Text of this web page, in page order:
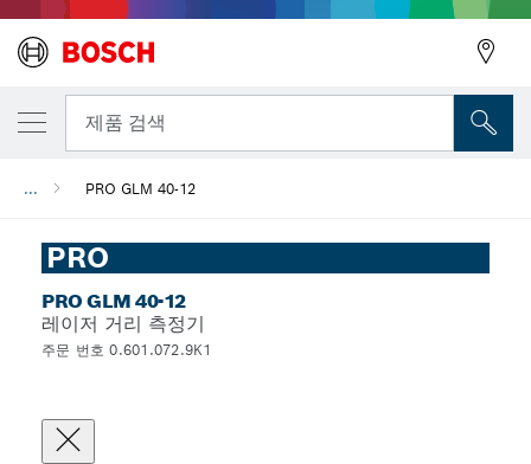
제품 검색
... PRO GLM 40-12
PRO
PRO GLM 40-12
레이저 거리 측정기
주문 번호 0.601.072.9K1